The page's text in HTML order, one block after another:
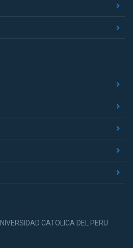
CATOLICA DEL PERU